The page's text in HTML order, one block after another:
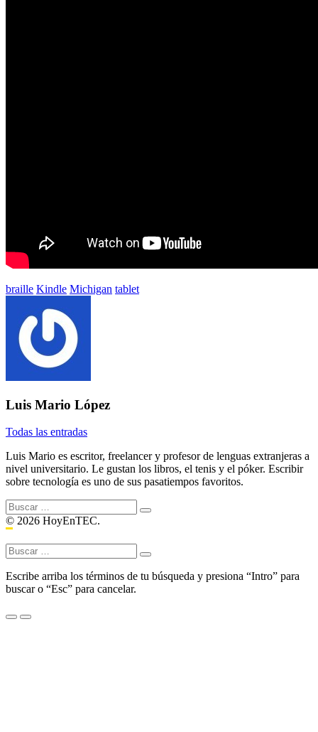
Etiquetado
braille Kindle Michigan tablet
Luis Mario López
Todas las entradas
Luis Mario es escritor, freelancer y profesor de lenguas extranjeras a
nivel universitario. Le gustan los libros, el tenis y el póker. Escribir
sobre tecnología es uno de sus pasatiempos favoritos.
Buscar:
© 2026 HoyEnTEC.
Buscar:
Escribe arriba los términos de tu búsqueda y presiona “Intro” para
buscar o “Esc” para cancelar.
Menu